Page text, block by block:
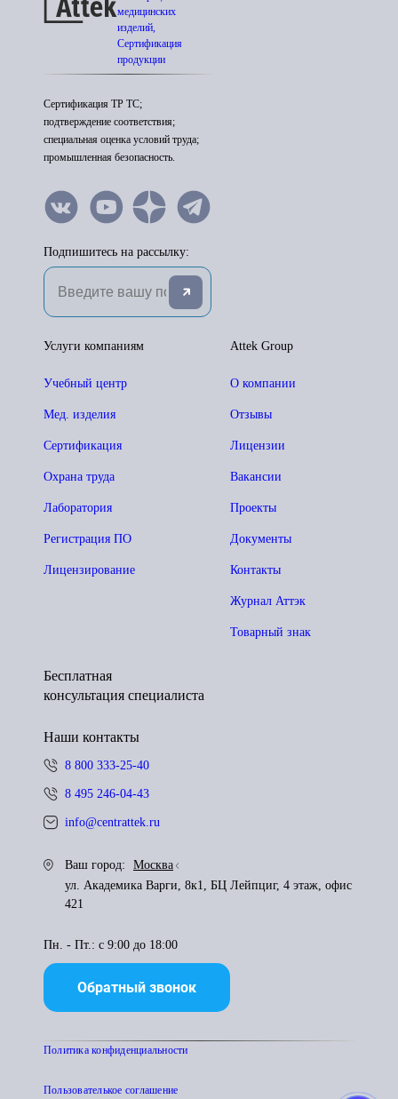
медицинских
изделий,
Сертификация
продукции
Сертификация ТР ТС;
подтверждение соответствия;
специальная оценка условий труда;
промышленная безопасность.
Подпишитесь на рассылку:
Attek Group
О компании
Отзывы
Лицензии
Вакансии
Проекты
Документы
Контакты
Журнал Аттэк
Товарный знак
Услуги компаниям
Учебный центр
Мед. изделия
Сертификация
Охрана труда
Лаборатория
Регистрация ПО
Лицензирование
Бесплатная
консультация специалиста
Наши контакты
8 800 333-25-40
8 495 246-04-43
info@centrattek.ru
Ваш город:
Москва
ул. Академика Варги, 8к1, БЦ Лейпциг, 4 этаж, офис
421
Пн. - Пт.: с 9:00 до 18:00
Обратный звонок
Политика конфиденциальности
Пользователькое соглашение